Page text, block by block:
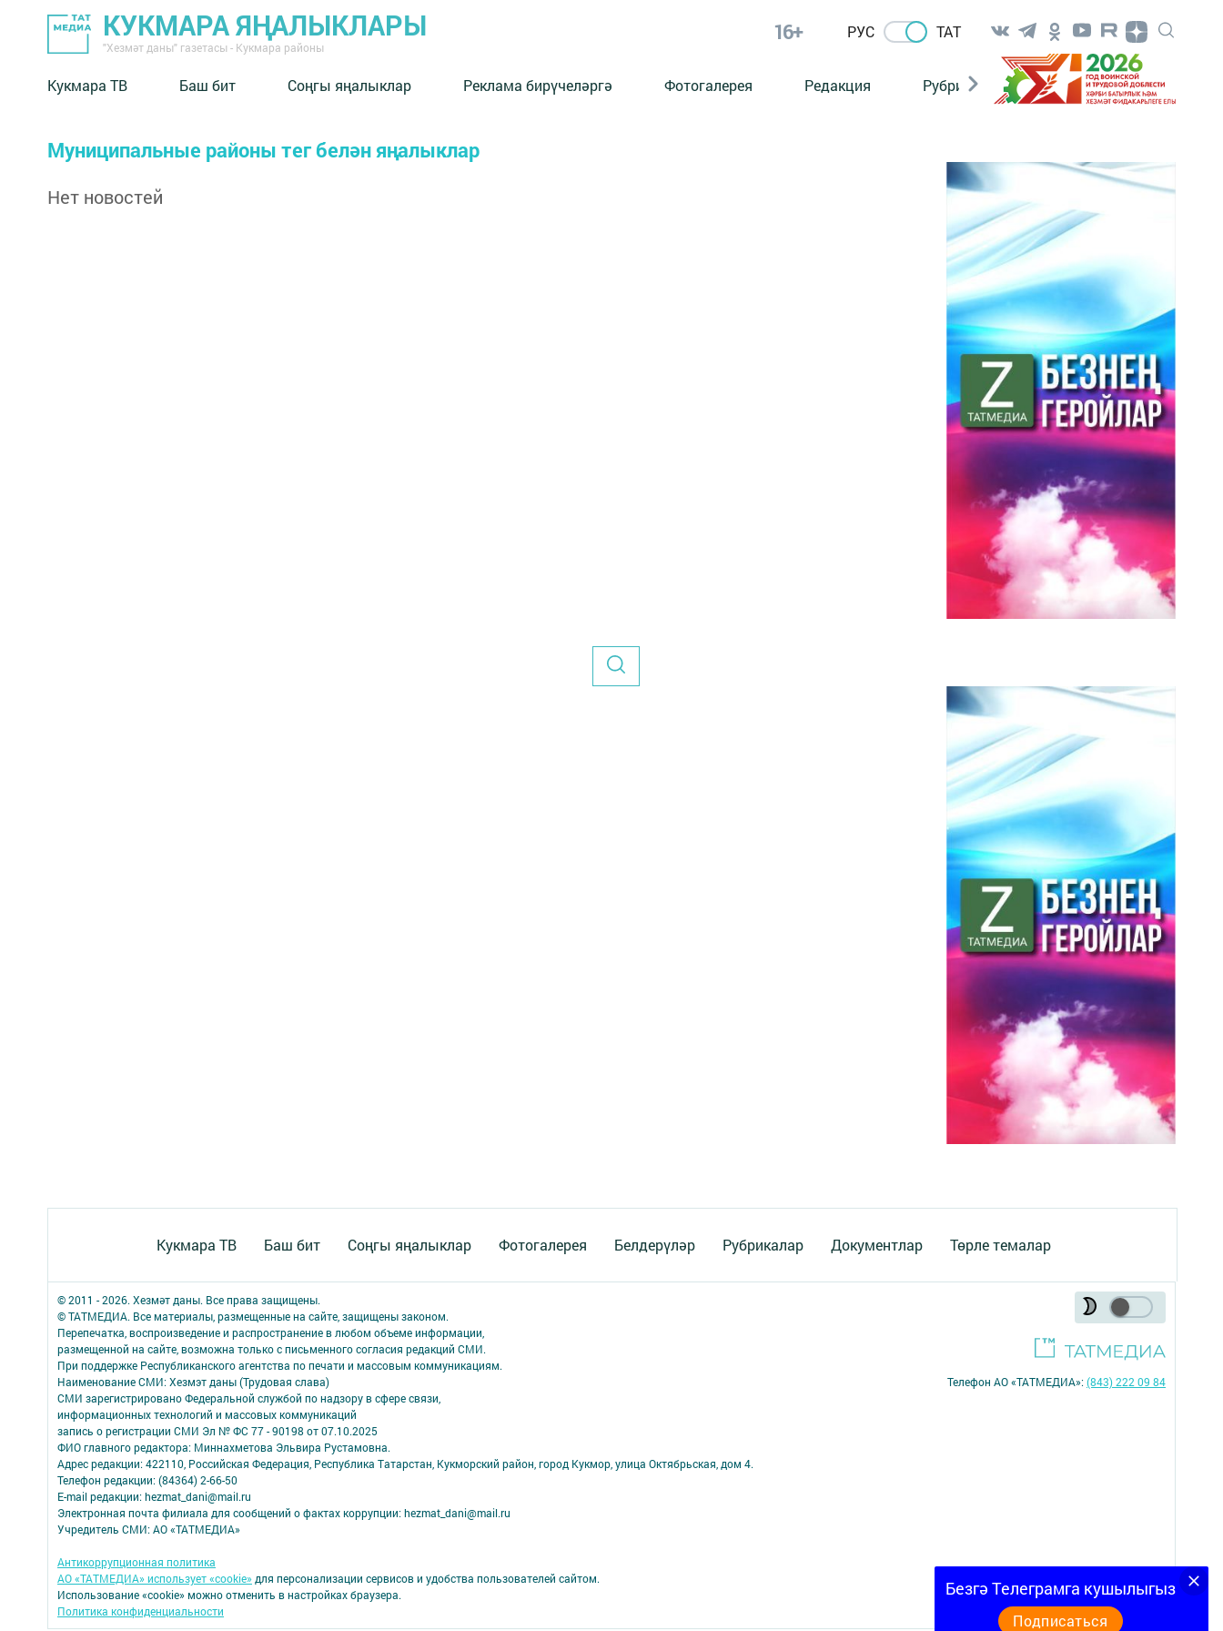
КУКМАРА ЯҢАЛЫКЛАРЫ
"Хезмәт даны" газетасы - Кукмара районы
16+ РУС ТАТ
Кукмара ТВ Баш бит Соңгы яңалыклар Реклама бирүчеләргә Фотогалерея Редакция Рубрикалар
Муниципальные районы тег белән яңалыклар
Нет новостей
Кукмара ТВ Баш бит Соңгы яңалыклар Фотогалерея Белдерүләр Рубрикалар Документлар Төрле темалар
Безгә Телеграмга кушылыгыз
Подписаться
© 2011 - 2026. Хезмәт даны. Все права защищены.
© ТАТМЕДИА. Все материалы, размещенные на сайте, защищены законом.
Перепечатка, воспроизведение и распространение в любом объеме информации,
размещенной на сайте, возможна только с письменного согласия редакций СМИ.
При поддержке Республиканского агентства по печати и массовым коммуникациям.
Наименование СМИ: Хезмэт даны (Трудовая слава)
СМИ зарегистрировано Федеральной службой по надзору в сфере связи,
информационных технологий и массовых коммуникаций
запись о регистрации СМИ Эл № ФС 77 - 90198 от 07.10.2025
ФИО главного редактора: Миннахметова Эльвира Рустамовна.
Адрес редакции: 422110, Российская Федерация, Республика Татарстан, Кукморский район, город Кукмор, улица Октябрьская, дом 4.
Телефон редакции: (84364) 2-66-50
E-mail редакции: hezmat_dani@mail.ru
Электронная почта филиала для сообщений о фактах коррупции: hezmat_dani@mail.ru
Учредитель СМИ: АО «ТАТМЕДИА»
Антикоррупционная политика
АО «ТАТМЕДИА» использует «cookie» для персонализации сервисов и удобства пользователей сайтом.
Использование «cookie» можно отменить в настройках браузера.
Политика конфиденциальности
Телефон АО «ТАТМЕДИА»:(843) 222 09 84
16+